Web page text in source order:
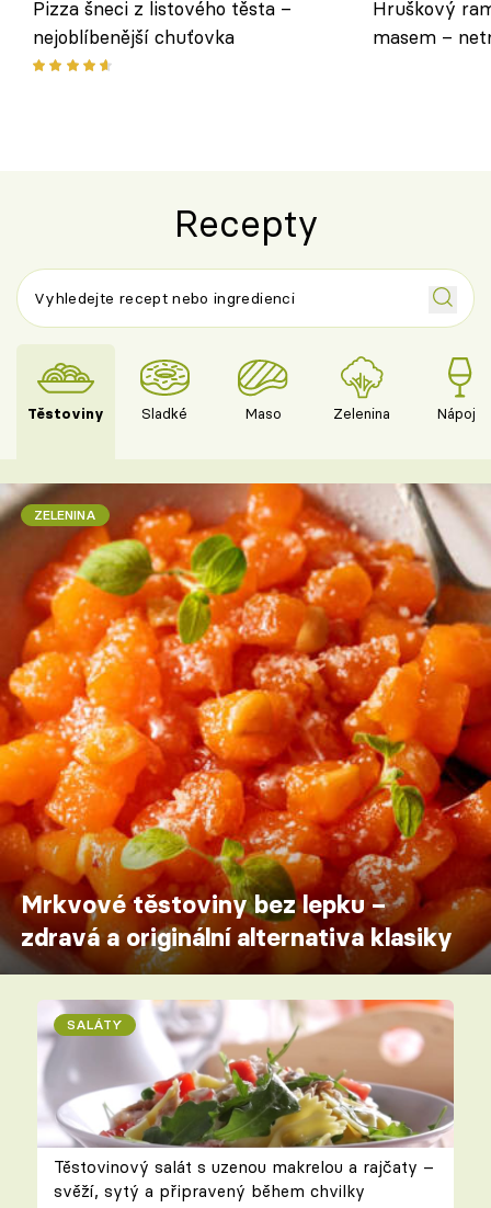
Pizza šneci z listového těsta –
nejoblíbenější chuťovka
Hruškový
masem –
Recepty
Těstoviny Sladké Maso Zelenina Nápoje
ZELENINA
Mrkvové těstoviny bez lepku –
zdravá a originální alternativa klasiky
SALÁTY
Těstovinový salát s uzenou makrelou a rajčaty –
svěží, sytý a připravený během chvilky